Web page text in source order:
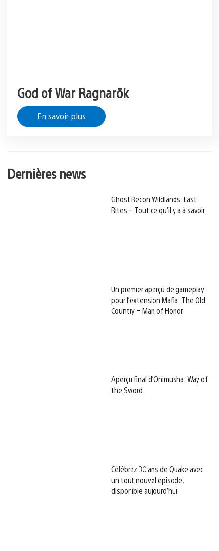
God of War Ragnarök
En savoir plus
Dernières news
Ghost Recon Wildlands: Last
Rites – Tout ce qu’il y a à savoir
Un premier aperçu de gameplay
pour l’extension Mafia: The Old
Country – Man of Honor
Aperçu final d’Onimusha: Way of
the Sword
Célébrez 30 ans de Quake avec
un tout nouvel épisode,
disponible aujourd’hui